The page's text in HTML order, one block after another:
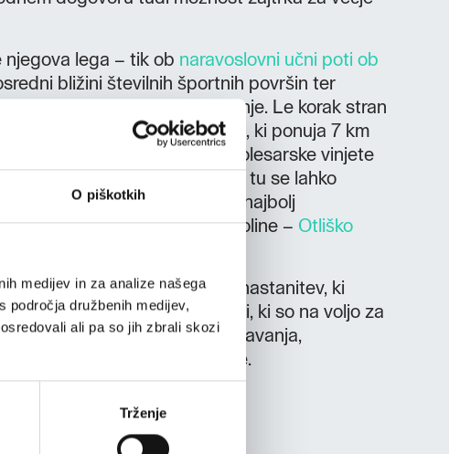
O piškotkih
medijev in za analize našega
področja družbenih medijev,
ali pa so jih zbrali skozi
Trženje
njegova lega – tik ob naravoslovni učni poti ob
bližini številnih športnih površin ter
za pohodništvo in kolesarjenje. Le korak stran
park Ajdovščina, ki ponuja 7 km
težavnostnih stopenj, kolesarske vinjete
kupijo kar v hostlu. Od tu se lahko
in fužin ali raziščete eno najbolj
znamenitosti Vipavske doline – Otliško
pohodniška in kolesarska nastanitev, ki
večnamenskostjo. Prostori, ki so na voljo za
dogodke, delavnice, predavanja,
srečanja in team buildinge.